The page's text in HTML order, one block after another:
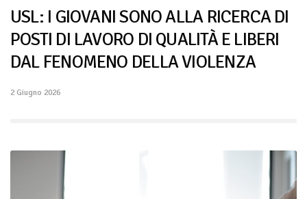
USL: I GIOVANI SONO ALLA RICERCA DI
POSTI DI LAVORO DI QUALITÀ E LIBERI
DAL FENOMENO DELLA VIOLENZA
2 Giugno 2026